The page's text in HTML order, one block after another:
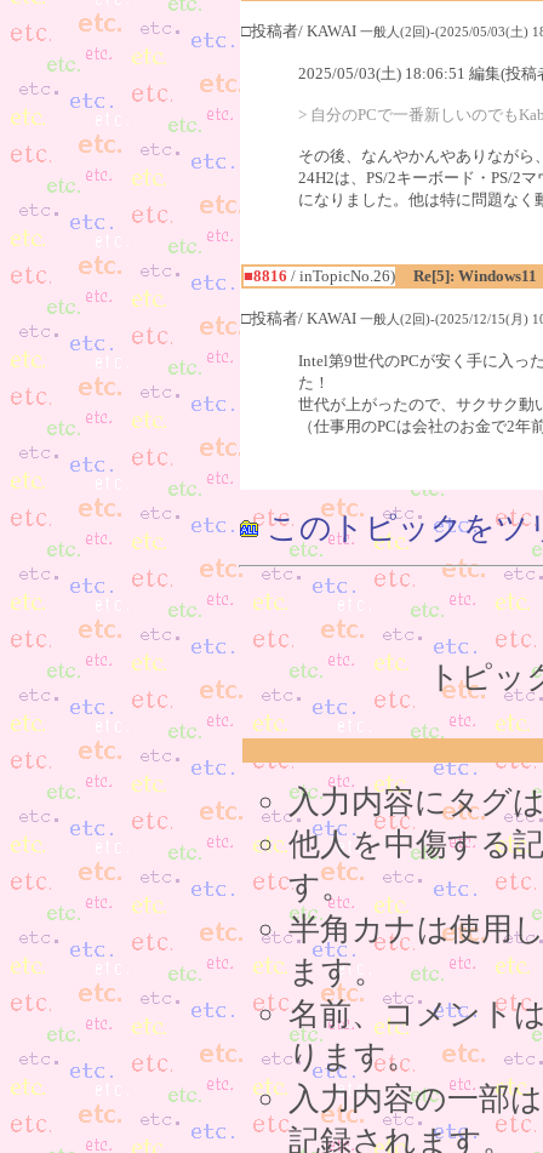
□投稿者/ KAWAI 一般人(2回)-(2025/05/03(土)
2025/05/03(土) 18:06:51 編集(投稿
> 自分のPCで一番新しいのでも
その後、なんやかんやありながら
24H2は、PS/2キーボード・PS/2
になりました。他は特に問題なく
■8816 / inTopicNo.26) Re[5]: Windows11
□投稿者/ KAWAI 一般人(2回)-(2025/12/15(月)
Intel第9世代のPCが安く手に入っ
た！
世代が上がったので、サクサク動
（仕事用のPCは会社のお金で2
このトピックをツ
トピッ
入力内容にタグ
他人を中傷する
す。
半角カナは使用
ます。
名前、コメント
ります。
入力内容の一部
記録されます。